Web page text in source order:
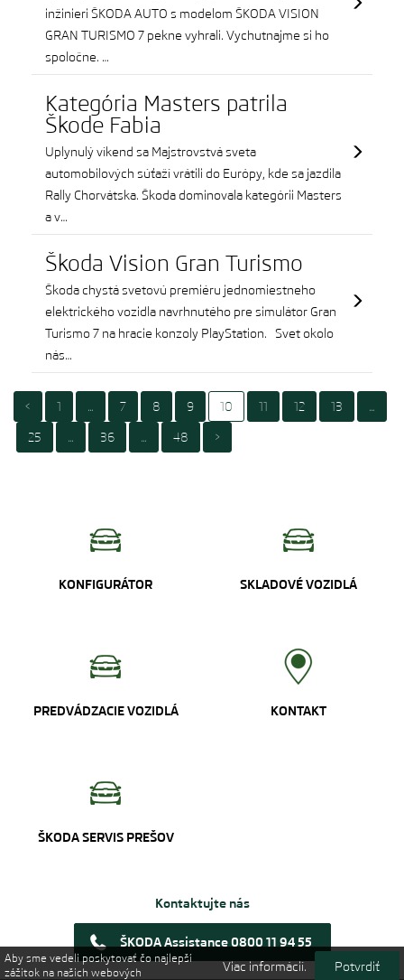
inžinieri ŠKODA AUTO s modelom ŠKODA VISION
GRAN TURISMO 7 pekne vyhrali. Vychutnajme si ho
spoločne. …
Kategória Masters patrila
Škode Fabia
Uplynulý víkend sa Majstrovstvá sveta
automobilových súťaží vrátili do Európy, kde sa jazdila
Rally Chorvátska. Škoda dominovala kategórii Masters
a v…
Škoda Vision Gran Turismo
Škoda chystá svetovú premiéru jednomiestneho
elektrického vozidla navrhnutého pre simulátor Gran
Turismo 7 na hracie konzoly PlayStation. Svet okolo
nás…
< 1 … 7 8 9 10 11 12 13 …
25 … 36 … 48 >
KONFIGURÁTOR SKLADOVÉ VOZIDLÁ
PREDVÁDZACIE VOZIDLÁ KONTAKT
ŠKODA SERVIS PREŠOV
Kontaktujte nás
ŠKODA Assistance 0800 11 94 55
Aby sme vedeli poskytovať čo najlepší
zážitok na našich webových
Viac informácií. Potvrdiť